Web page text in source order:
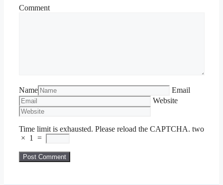
Comment
Name
Email
Website
Time limit is exhausted. Please reload the CAPTCHA. two
× 1 =